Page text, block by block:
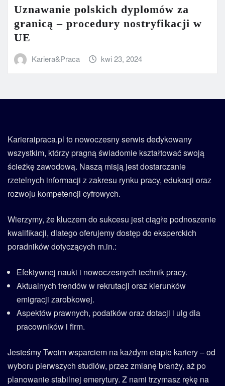
Uznawanie polskich dyplomów za
granicą – procedury nostryfikacji w
UE
Kariera&Praca kwi 23, 2024
Karieraipraca.pl to nowoczesny serwis dedykowany
wszystkim, którzy pragną świadomie kształtować swoją
ścieżkę zawodową. Naszą misją jest dostarczanie
rzetelnych informacji z zakresu rynku pracy, edukacji oraz
rozwoju kompetencji cyfrowych.
Wierzymy, że kluczem do sukcesu jest ciągłe podnoszenie
kwalifikacji, dlatego oferujemy dostęp do eksperckich
poradników dotyczących m.in.:
Efektywnej nauki i nowoczesnych technik pracy.
Aktualnych trendów w rekrutacji oraz kierunków
emigracji zarobkowej.
Aspektów prawnych, podatków oraz dotacji i ulg dla
pracowników i firm.
Jesteśmy Twoim wsparciem na każdym etapie kariery – od
wyboru pierwszych studiów, przez zmianę branży, aż po
planowanie stabilnej emerytury. Z nami trzymasz rękę na